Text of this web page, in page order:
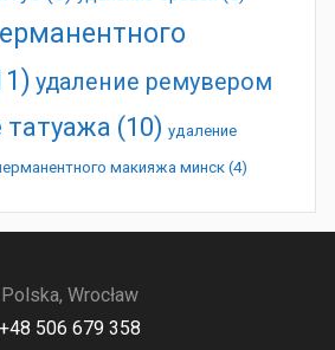
удаление ремувером
татуажа (10) удаление
макияжа минск (4)
Polska, Wrocław
+48 506 679 358